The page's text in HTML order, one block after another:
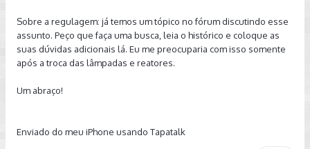
Sobre a regulagem: já temos um tópico no fórum discutindo esse
assunto. Peço que faça uma busca, leia o histórico e coloque as
suas dúvidas adicionais lá. Eu me preocuparia com isso somente
após a troca das lâmpadas e reatores.
Um abraço!
Enviado do meu iPhone usando Tapatalk